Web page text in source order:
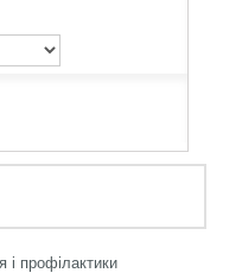
і профілактики